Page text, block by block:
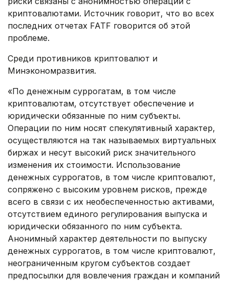
криптовалютами. Источник говорит, что во всех
последних отчетах FATF говорится об этой
проблеме.
Среди противников криптовалют и
Минэкономразвития.
«По денежным суррогатам, в том числе
криптовалютам, отсутствует обеспечение и
юридически обязанные по ним субъекты.
Операции по ним носят спекулятивный характер,
осуществляются на так называемых виртуальных
биржах и несут высокий риск значительного
изменения их стоимости. Использование
денежных суррогатов, в том числе криптовалют,
сопряжено с высоким уровнем рисков, прежде
всего в связи с их необеспеченностью активами,
отсутствием единого регулирования выпуска и
юридически обязанного по ним субъекта.
Анонимный характер деятельности по выпуску
денежных суррогатов, в том числе криптовалют,
неограниченным кругом субъектов создает
предпосылки для вовлечения граждан и компаний